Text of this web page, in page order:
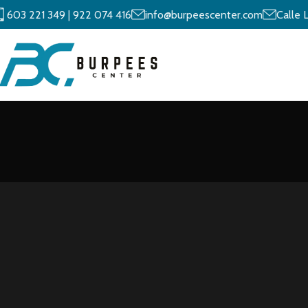
603 221 349 | 922 074 416 info@burpeescenter.com Calle